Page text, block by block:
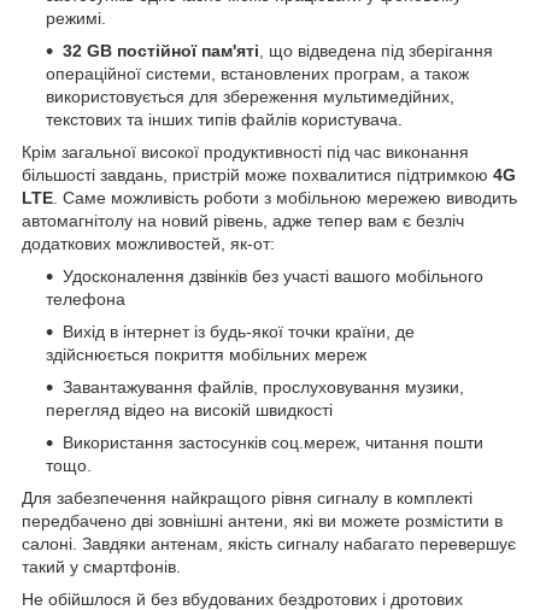
режимі.
32 GB постійної пам'яті , що відведена під зберігання
операційної системи, встановлених програм, а також
використовується для збереження мультимедійних,
текстових та інших типів файлів користувача.
Крім загальної високої продуктивності під час виконання
більшості завдань, пристрій може похвалитися підтримкою 4G
LTE . Саме можливість роботи з мобільною мережею виводить
автомагнітолу на новий рівень, адже тепер вам є безліч
додаткових можливостей, як-от:
Удосконалення дзвінків без участі вашого мобільного
телефона
Вихід в інтернет із будь-якої точки країни, де
здійснюється покриття мобільних мереж
Завантажування файлів, прослуховування музики,
перегляд відео на високій швидкості
Використання застосунків соц.мереж, читання пошти
тощо.
Для забезпечення найкращого рівня сигналу в комплекті
передбачено дві зовнішні антени, які ви можете розмістити в
салоні. Завдяки антенам, якість сигналу набагато перевершує
такий у смартфонів.
Не обійшлося й без вбудованих бездротових і дротових